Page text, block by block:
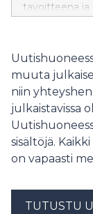
tavoitteena ja
Suomella on
muuta
niin
julkaistavissa
sisältöjä.
on vapaasti
TUTUSTU